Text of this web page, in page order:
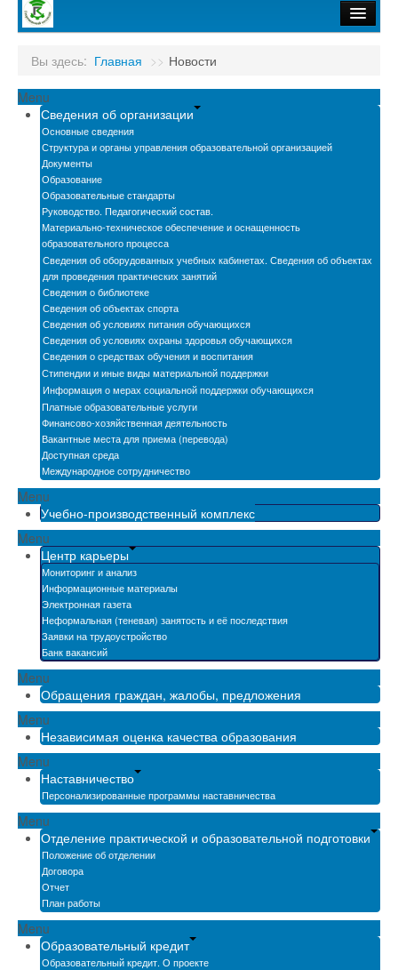
Студенту
Новости
Бассейн
Автошкола
Мастерские
Обратная связь
БПОО
Карта сайта
Электронная информационно-образовательная
среда
Снижение бюрократической нагрузки на
педагогических работников
Вы здесь: Главная >> Новости
Menu
Сведения об организации
Основные сведения
Структура и органы управления образовательной организацией
Документы
Образование
Образовательные стандарты
Руководство. Педагогический состав.
Материально-техническое обеспечение и оснащенность
образовательного процесса
Сведения об оборудованных учебных кабинетах. Сведения об объектах
для проведения практических занятий
Сведения о библиотеке
Сведения об объектах спорта
Сведения об условиях питания обучающихся
Сведения об условиях охраны здоровья обучающихся
Сведения о средствах обучения и воспитания
Стипендии и иные виды материальной поддержки
Информация о мерах социальной поддержки обучающихся
Платные образовательные услуги
Финансово-хозяйственная деятельность
Вакантные места для приема (перевода)
Доступная среда
Международное сотрудничество
Menu
Учебно-производственный комплекс
Menu
Центр карьеры
Мониторинг и анализ
Информационные материалы
Электронная газета
Неформальная (теневая) занятость и её последствия
Заявки на трудоустройство
Банк вакансий
Menu
Обращения граждан, жалобы, предложения
Menu
Независимая оценка качества образования
Menu
Наставничество
Персонализированные программы наставничества
Menu
Отделение практической и образовательной подготовки
Положение об отделении
Договора
Отчет
План работы
Menu
Образовательный кредит
Образовательный кредит. О проекте